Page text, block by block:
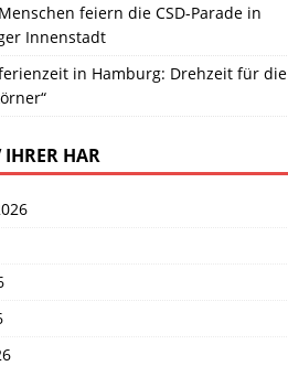
feiern die CSD-Parade in
Innenstadt
in Hamburg: Drehzeit für die
IHRER HAR